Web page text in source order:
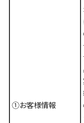
①お客様情報